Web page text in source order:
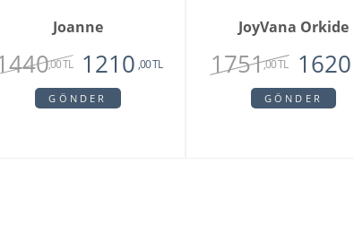
Joanne
,00 TL 1210 ,00 TL
GÖNDER
JoyVana Orkide
1751,00 TL 1620
GÖNDER